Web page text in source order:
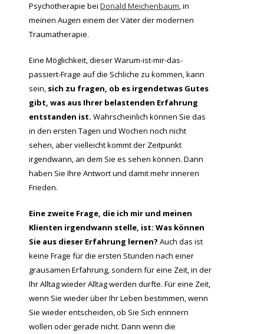
Psychotherapie bei Donald Meichenbaum, in
meinen Augen einem der Väter der modernen
Traumatherapie.
Eine Möglichkeit, dieser Warum-ist-mir-das-
passiert-Frage auf die Schliche zu kommen, kann
sein, sich zu fragen, ob es irgendetwas Gutes
gibt, was aus Ihrer belastenden Erfahrung
entstanden ist. Wahrscheinlich können Sie das
in den ersten Tagen und Wochen noch nicht
sehen, aber vielleicht kommt der Zeitpunkt
irgendwann, an dem Sie es sehen können. Dann
haben Sie Ihre Antwort und damit mehr inneren
Frieden.
Eine zweite Frage, die ich mir und meinen
Klienten irgendwann stelle, ist: Was können
Sie aus dieser Erfahrung lernen? Auch das ist
keine Frage für die ersten Stunden nach einer
grausamen Erfahrung, sondern für eine Zeit, in der
Ihr Alltag wieder Alltag werden durfte. Für eine Zeit,
wenn Sie wieder über Ihr Leben bestimmen, wenn
Sie wieder entscheiden, ob Sie Sich erinnern
wollen oder gerade nicht. Dann wenn die